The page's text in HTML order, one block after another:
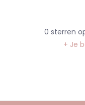
0 sterren
+ Je